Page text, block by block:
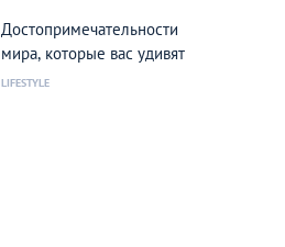
Достопримечательности
мира, которые вас удивят
LIFESTYLE